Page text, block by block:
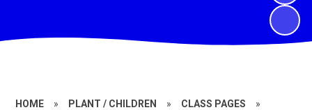
HOME » PLANT / CHILDREN » CLASS PAGES »